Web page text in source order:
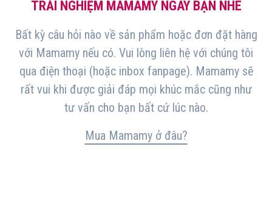
TRẢI NGHIỆM MAMAMY NGAY BẠN NHÉ
Bất kỳ câu hỏi nào về sản phẩm hoặc đơn đặt hàng
với Mamamy nếu có. Vui lòng liên hệ với chúng tôi
qua điện thoại (hoặc inbox fanpage). Mamamy sẽ
rất vui khi được giải đáp mọi khúc mắc cũng như
tư vấn cho bạn bất cứ lúc nào.
Mua Mamamy ở đâu?